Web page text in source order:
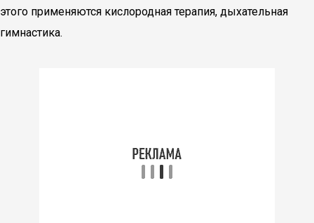
этого применяются кислородная терапия, дыхательная
гимнастика.